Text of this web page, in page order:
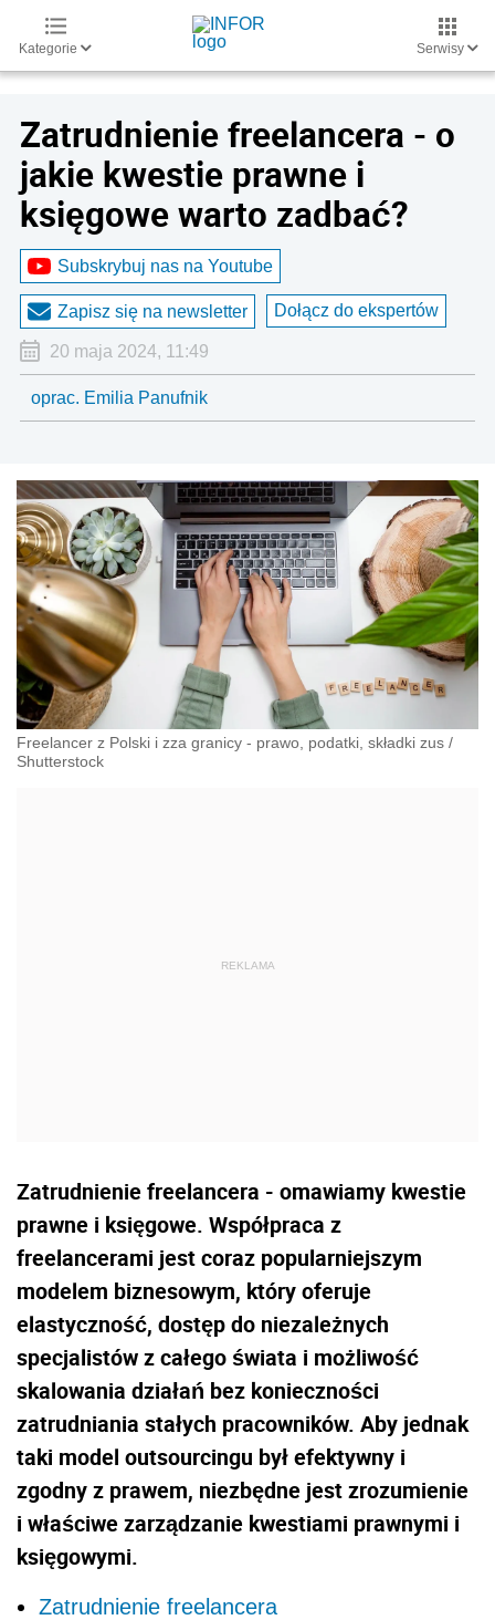
Kategorie Serwisy
Zatrudnienie freelancera - o
jakie kwestie prawne i
księgowe warto zadbać?
Subskrybuj nas na Youtube
Zapisz się na newsletter Dołącz do ekspertów
20 maja 2024, 11:49
oprac. Emilia Panufnik
Freelancer z Polski i zza granicy - prawo, podatki, składki zus /
Shutterstock
Zatrudnienie freelancera - omawiamy kwestie
prawne i księgowe. Współpraca z
freelancerami jest coraz popularniejszym
modelem biznesowym, który oferuje
elastyczność, dostęp do niezależnych
specjalistów z całego świata i możliwość
skalowania działań bez konieczności
zatrudniania stałych pracowników. Aby jednak
taki model outsourcingu był efektywny i
zgodny z prawem, niezbędne jest zrozumienie
i właściwe zarządzanie kwestiami prawnymi i
księgowymi.
Zatrudnienie freelancera